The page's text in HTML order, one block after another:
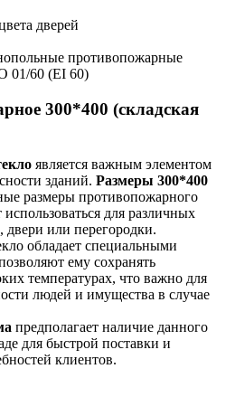
дверей
противопожарные
01/60 (EI 60)
300*400 (складская
является важным элементом
зданий. Размеры 300*400
размеры противопожарного
для различных
двери или перегородки.
обладает специальными
ему сохранять
температурах, что важно для
людей и имущества в случае
предполагает наличие данного
для быстрой поставки и
клиентов.